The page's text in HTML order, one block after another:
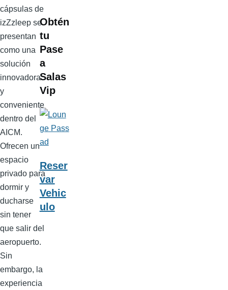
cápsulas de
izZzleep se
presentan
como una
solución
innovadora
y
conveniente
dentro del
AICM.
Ofrecen un
espacio
privado para
dormir y
ducharse
sin tener
que salir del
aeropuerto.
Sin
embargo, la
experiencia
Obtén
tu
Pase
a
Salas
Vip
Reser
var
Vehic
ulo